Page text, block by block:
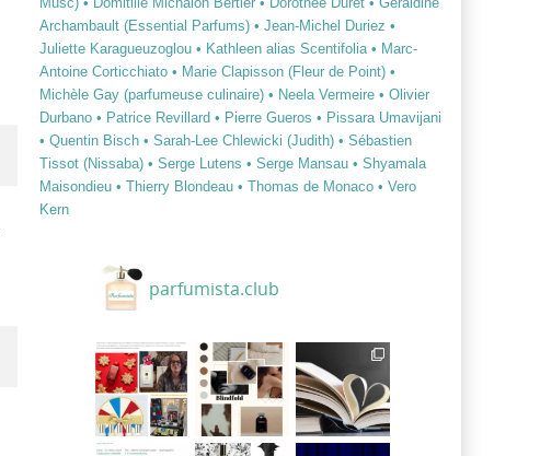
Archambault (Essential Parfums) • Jean-Michel Duriez •
Juliette Karagueuzoglou • Kathleen alias Scentifolia • Marc-
Antoine Corticchiato • Marie Clapisson (Fleur de Point) •
Michèle Gay (parfumeuse culinaire) • Neela Vermeire • Olivier
Durbano • Patrice Revillard • Pierre Gueros • Pissara Umavijani
• Quentin Bisch • Sarah-Lee Chlewicki (Judith) • Sébastien
Tissot (Nissaba) • Serge Lutens • Serge Mansau • Shyamala
Maisondieu • Thierry Blondeau • Thomas de Monaco • Vero
Kern
parfumista.club